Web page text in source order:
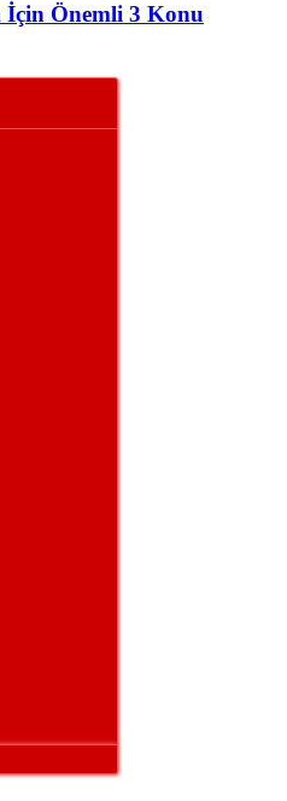
Önemli 3 Konu